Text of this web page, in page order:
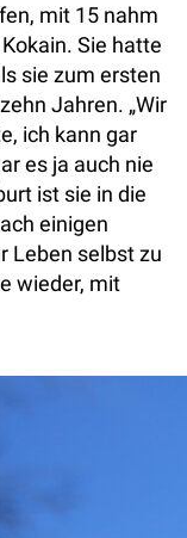
mit 15 nahm
Sie hatte
sie zum ersten
Jahren. „Wir
ich kann gar
es ja auch nie
ist sie in die
einigen
Leben selbst zu
wieder, mit